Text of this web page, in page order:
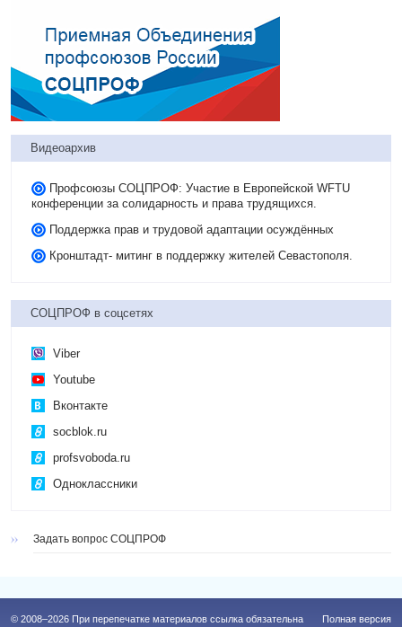
Видеоархив
Профсоюзы СОЦПРОФ: Участие в Европейской WFTU
конференции за солидарность и права трудящихся.
Поддержка прав и трудовой адаптации осуждённых
Кронштадт- митинг в поддержку жителей Севастополя.
СОЦПРОФ в соцсетях
Viber
Youtube
Вконтакте
socblok.ru
profsvoboda.ru
Одноклассники
Задать вопрос СОЦПРОФ
Полная версия
© 2008–2026 При перепечатке материалов ссылка обязательна